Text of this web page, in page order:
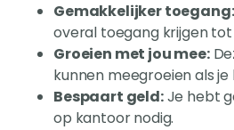
Gemakkelijker toegang:
overal toegang krijgen tot
Groeien met jou mee:
kunnen meegroeien als
Bespaart geld:Je hebt
op kantoor nodig.